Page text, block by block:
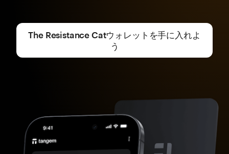
The Resistance Catウォレットを手に入れよ
う